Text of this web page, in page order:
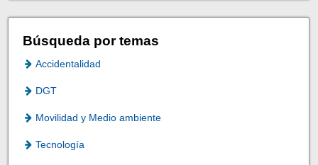
Búsqueda por temas
Accidentalidad
DGT
Movilidad y Medio ambiente
Tecnología